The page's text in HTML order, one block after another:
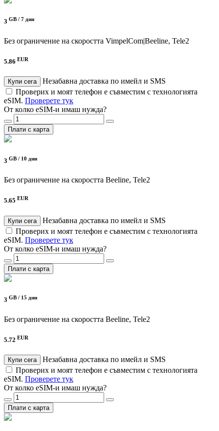
3 GB / 7 дни
Без ограничение на скоростта VimpelCom|Beeline, Tele2
5.86 EUR
Купи сега
Незабавна доставка по имейл и SMS
Проверих и моят телефон е съвместим с технологията
eSIM. Проверете тук
От колко eSIM-и имаш нужда?
Плати с карта
3 GB / 10 дни
Без ограничение на скоростта Beeline, Tele2
5.65 EUR
Купи сега
Незабавна доставка по имейл и SMS
Проверих и моят телефон е съвместим с технологията
eSIM. Проверете тук
От колко eSIM-и имаш нужда?
Плати с карта
3 GB / 15 дни
Без ограничение на скоростта Beeline, Tele2
5.72 EUR
Купи сега
Незабавна доставка по имейл и SMS
Проверих и моят телефон е съвместим с технологията
eSIM. Проверете тук
От колко eSIM-и имаш нужда?
Плати с карта